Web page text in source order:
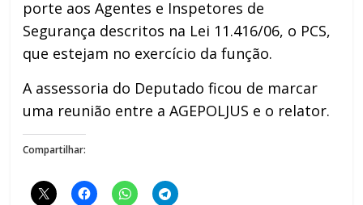
porte aos Agentes e Inspetores de
Segurança descritos na Lei 11.416/06, o PCS,
que estejam no exercício da função.
A assessoria do Deputado ficou de marcar
uma reunião entre a AGEPOLJUS e o relator.
Compartilhar: